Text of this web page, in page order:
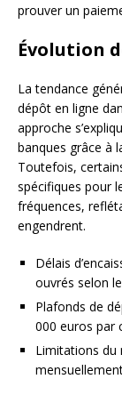
prouver un
Évolution
La tendance
dépôt en ligne
approche
banques grâce à
Toutefois,
spécifiques pour
fréquences,
engendrent.
Délais
ouvrés selon
Plafonds de
000 euros par
Limitations du